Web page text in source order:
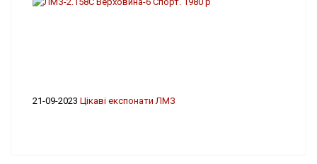
21-09-2023 Цікаві експонати ЛМЗ